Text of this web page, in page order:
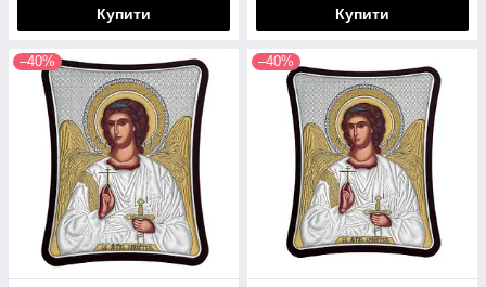
Купити Купити
–40% –40%